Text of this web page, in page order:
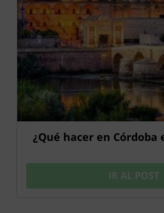
¿Qué hacer en Córdoba
IR AL POST